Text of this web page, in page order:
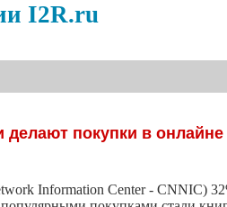
I2R.ru
делают покупки в онлайне
Information Center - CNNIC)